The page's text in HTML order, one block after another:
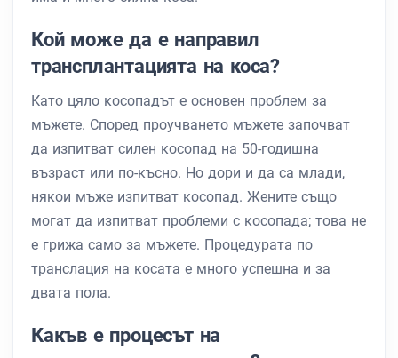
Кой може да е направил
трансплантацията на коса?
Като цяло косопадът е основен проблем за
мъжете. Според проучването мъжете започват
да изпитват силен косопад на 50-годишна
възраст или по-късно. Но дори и да са млади,
някои мъже изпитват косопад. Жените също
могат да изпитват проблеми с косопада; това не
е грижа само за мъжете. Процедурата по
транслация на косата е много успешна и за
двата пола.
Какъв е процесът на